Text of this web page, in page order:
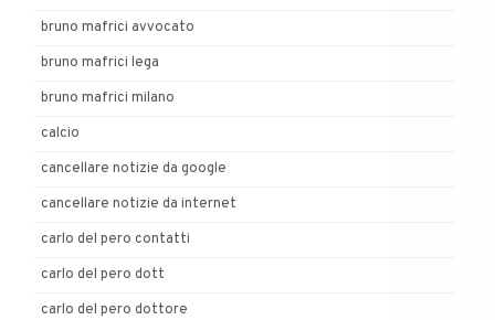
bruno mafrici avvocato
bruno mafrici lega
bruno mafrici milano
calcio
cancellare notizie da google
cancellare notizie da internet
carlo del pero contatti
carlo del pero dott
carlo del pero dottore